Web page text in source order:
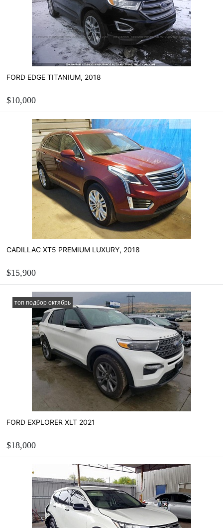
FORD EDGE TITANIUM, 2018
$10,000
ЗАКАЗАТЬ
Рассчитать стоимость пригона
CADILLAC XT5 PREMIUM LUXURY, 2018
$15,900
ЗАКАЗАТЬ
Рассчитать стоимость пригона
топ подбор октябрь
FORD EXPLORER XLT 2021
$18,000
ЗАКАЗАТЬ
Рассчитать стоимость пригона